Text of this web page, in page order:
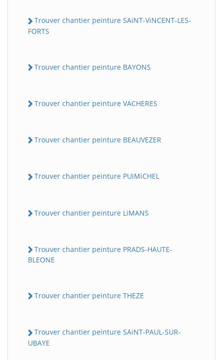
Trouver chantier peinture SAiNT-ViNCENT-LES-
FORTS
Trouver chantier peinture BAYONS
Trouver chantier peinture VACHERES
Trouver chantier peinture BEAUVEZER
Trouver chantier peinture PUiMiCHEL
Trouver chantier peinture LiMANS
Trouver chantier peinture PRADS-HAUTE-
BLEONE
Trouver chantier peinture THEZE
Trouver chantier peinture SAiNT-PAUL-SUR-
UBAYE